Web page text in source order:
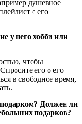
душевное
с его
у него хобби или
чтобы
его о его
в свободное время,
Должен ли
подарков?